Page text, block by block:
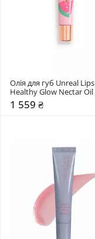
Олія для губ Unreal Lips
Healthy Glow Nectar Oil
Charlotte Tilbury
1 559 ₴